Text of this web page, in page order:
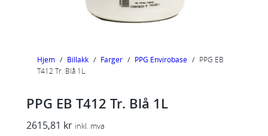
Hjem / Billakk / Farger / PPG Envirobase / PPG EB
T412 Tr. Blå 1L
PPG EB T412 Tr. Blå 1L
2615,81 kr inkl. mva